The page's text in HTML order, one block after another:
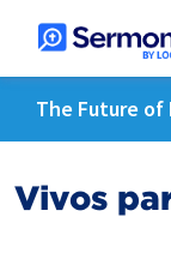
The Future of
Vivos